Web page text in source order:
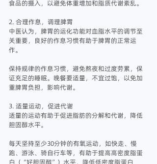
食品的摄入，以避免体重增加和脂质代谢紊乱。
2. 合理作息，调理脾胃
中医认为，脾胃的运化功能对血脂水平的调节至
关重要，良好的作息习惯有助于脾胃的正常运
作。
保持规律的作息习惯，避免熬夜和过度劳累，保
证充足的睡眠。晚餐要适量，不宜过饱，以免加
重脾胃负担，影响代谢。
3. 适量运动，促进代谢
适量的运动有助于促进脂肪的分解和代谢，降低
胆固醇水平。
每天坚持至少30分钟的有氧运动，如快走、慢
跑、游泳、骑自行车等，有助于提高高密度脂蛋
白（“好胆固醇”）水平，降低低密度脂蛋白